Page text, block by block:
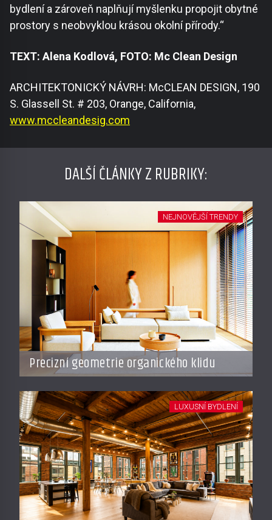
bydlení a zároveň naplňují myšlenku propojit obytné
prostory s neobvyklou krásou okolní přírody.“
TEXT: Alena Kodlová, FOTO: Mc Clean Design
ARCHITEKTONICKÝ NÁVRH: McCLEAN DESIGN, 190
S. Glassell St. # 203, Orange, California,
www.mccleandesig.com
DALŠÍ ČLÁNKY Z RUBRIKY:
Precizní geometrie organického klidu
NEJNOVĚJŠÍ TRENDY
LUXUSNÍ BYDLENÍ